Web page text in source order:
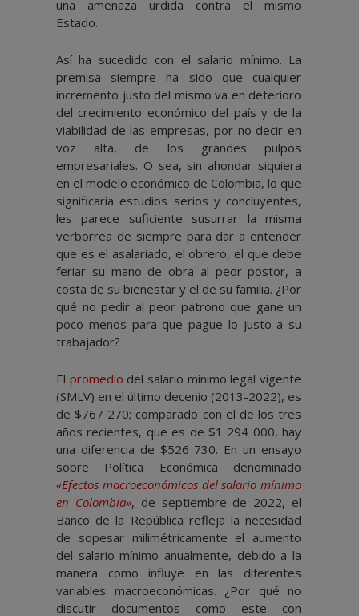
una amenaza urdida contra el mismo
Estado.
Así ha sucedido con el salario mínimo. La
premisa siempre ha sido que cualquier
incremento justo del mismo va en deterioro
del crecimiento económico del país y de la
viabilidad de las empresas, por no decir en
voz alta, de los grandes pulpos
empresariales. O sea, sin ahondar siquiera
en el modelo económico de Colombia, lo que
significaría estudios serios y concluyentes,
les parece suficiente susurrar la misma
verborrea de siempre para dar a entender
que es el asalariado, el obrero, el que debe
feriar su mano de obra al peor postor, a
costa de su bienestar y el de su familia. ¿Por
qué no pedir al peor patrono que gane un
poco menos para que pague lo justo a su
trabajador?
El promedio del salario mínimo legal vigente
(SMLV) en el último decenio (2013-2022), es
de $767 270; comparado con el de los tres
años recientes, que es de $1 294 000, hay
una diferencia de $526 730. En un ensayo
sobre Política Económica denominado
«Efectos macroeconómicos del salario mínimo
en Colombia», de septiembre de 2022, el
Banco de la República refleja la necesidad
de sopesar milimétricamente el aumento
del salario mínimo anualmente, debido a la
manera como influye en las diferentes
variables macroeconómicas. ¿Por qué no
discutir documentos como este con